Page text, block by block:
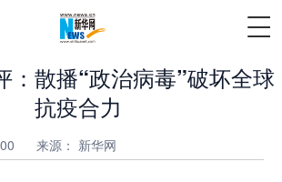
：散播“政治病毒”破坏全球
抗疫合力
来源： 新华网